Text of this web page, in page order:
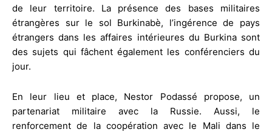
de leur territoire. La présence des bases militaires
étrangères sur le sol Burkinabè, l’ingérence de pays
étrangers dans les affaires intérieures du Burkina sont
des sujets qui fâchent également les conférenciers du
jour.
En leur lieu et place, Nestor Podassé propose, un
partenariat militaire avec la Russie. Aussi, le
renforcement de la coopération avec le Mali dans le